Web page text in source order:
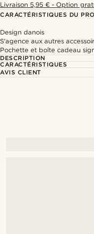
Livraison 5,95 € - Option
CARACTÉRISTIQUES DU
Design danois
S'agence aux autres
Pochette et boîte cadeau
DESCRIPTION
CARACTÉRISTIQUES
AVIS CLIENT